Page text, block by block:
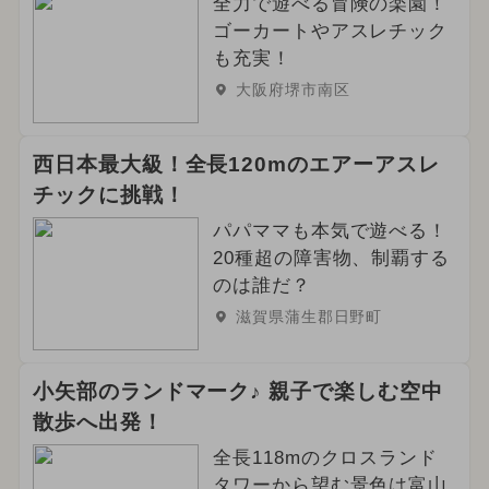
全力で遊べる冒険の楽園！
ゴーカートやアスレチック
も充実！
大阪府堺市南区
西日本最大級！全長120mのエアーアスレ
チックに挑戦！
パパママも本気で遊べる！
20種超の障害物、制覇する
のは誰だ？
滋賀県蒲生郡日野町
小矢部のランドマーク♪ 親子で楽しむ空中
散歩へ出発！
全長118mのクロスランド